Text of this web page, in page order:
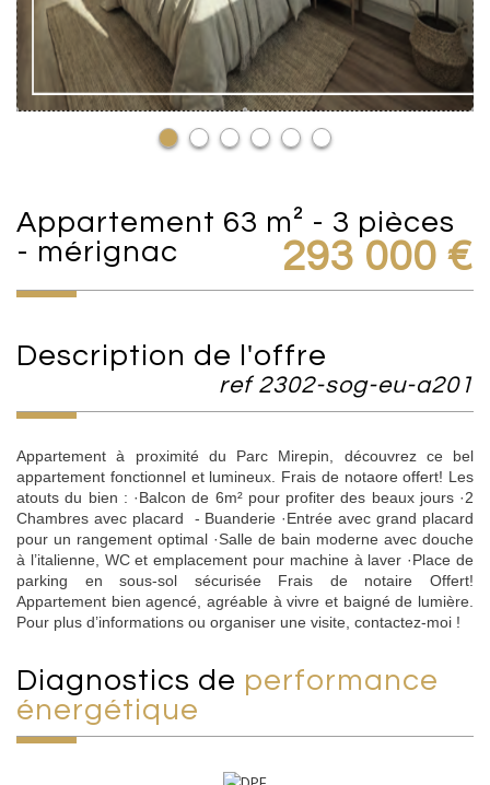
appartement 63 m² - 3 pièces
- mérignac
293 000 €
description de l'offre
ref 2302-sog-eu-a201
Appartement à proximité du Parc Mirepin, découvrez ce bel
appartement fonctionnel et lumineux. Frais de notaore offert! Les
atouts du bien : ·Balcon de 6m² pour profiter des beaux jours ·2
Chambres avec placard - Buanderie ·Entrée avec grand placard
pour un rangement optimal ·Salle de bain moderne avec douche
à l’italienne, WC et emplacement pour machine à laver ·Place de
parking en sous-sol sécurisée Frais de notaire Offert!
Appartement bien agencé, agréable à vivre et baigné de lumière.
Pour plus d’informations ou organiser une visite, contactez-moi !
diagnostics de performance
énergétique